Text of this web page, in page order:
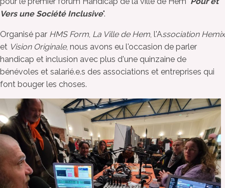
Vers une Société Inclusive".
Organisé par HMS Form, La Ville de Hem, l'Association Hemix
et Vision Originale, nous avons eu l'occasion de parler
handicap et inclusion avec plus d'une quinzaine de
bénévoles et salarié.e.s des associations et entreprises qui
font bouger les choses.